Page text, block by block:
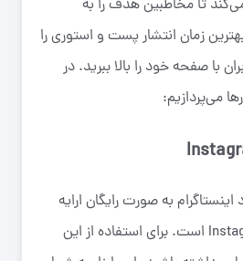
تا مخاطبین هدف را به
زمان انتشار پست و استوری را
با صفحه خود را بالا ببرید. در
می‌پردازیم:
به صورت رایگان ارایه
می‌دهد Instagram Insights است. برای استفاده از این